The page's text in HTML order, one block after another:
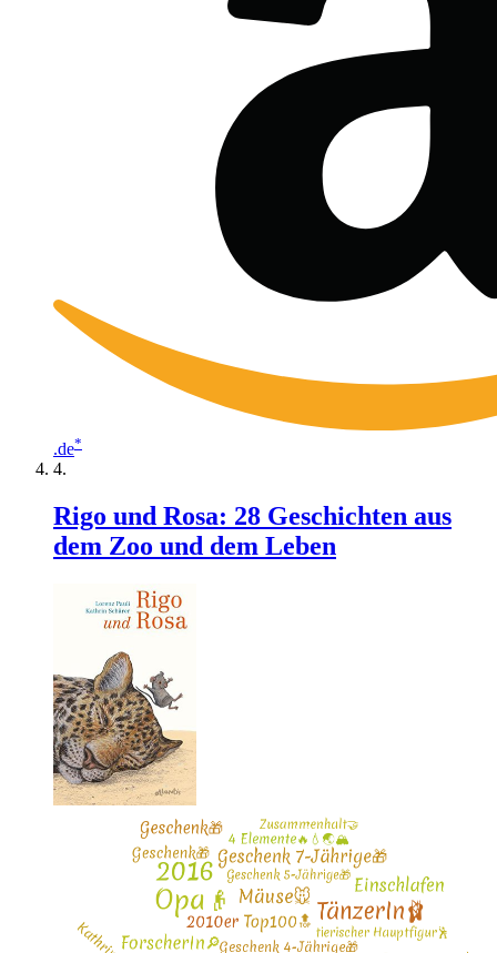
.de*
Rigo und Rosa: 28 Geschichten aus
dem Zoo und dem Leben